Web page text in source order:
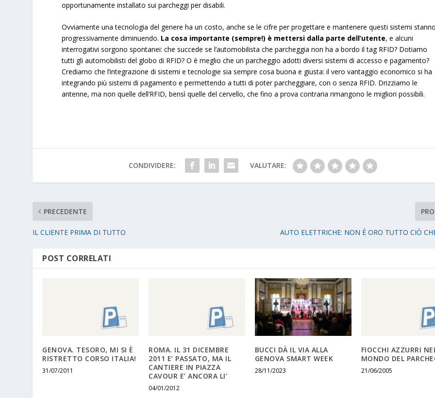
opportunamente installato sui parcheggi per disabili.
Ovviamente una tecnologia del genere ha un costo, anche se le cifre per progettare e mantenere questi sistemi stanno
progressivamente diminuendo. La cosa importante (sempre!) è mettersi dalla parte dell’utente, e alcuni
interrogativi sorgono spontanei: che succede se l’automobilista che parcheggia non ha a bordo il tag RFID? Dotiamo
tutti gli automobilisti del globo di RFID? O è meglio che un parcheggio adotti diversi sistemi di accesso e pagamento?
Crediamo che l’integrazione di sistemi e tecnologie sia sempre cosa buona e giusta: il vero vantaggio economico si ha
integrando più sistemi di pagamento e permettendo a tutti di poter parcheggiare, con o senza RFID. Drizziamo le
antenne, ma non quelle dell’RFID, bensì quelle del cervello, che fino a prova contraria rimangono le migliori possibili.
CONDIVIDERE: VALUTARE:
PRECEDENTE
IL CLIENTE PRIMA DI TUTTO AUTO ELETTRICHE: NON È ORO TUTTO CIÒ
POST CORRELATI
GENOVA. TESORO, MI SI È
RISTRETTO CORSO ITALIA!
31/07/2011
ROMA. IL 31 DICEMBRE
2011 E’ PASSATO, MA IL
CANTIERE IN PIAZZA
CAVOUR E’ ANCORA LI’
04/01/2012
BUCCI DÀ IL VIA ALLA
GENOVA SMART WEEK
28/11/2023
FIOCCHI AZZURRI
MONDO DEL
21/06/2005